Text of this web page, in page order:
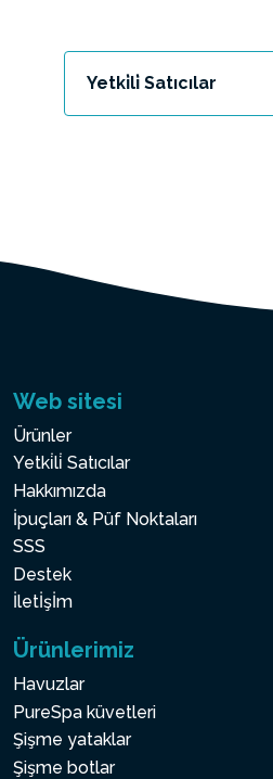
Yetki̇li̇ Satıcılar
Web sitesi
Ürünler
Yetki̇li̇ Satıcılar
Hakkımızda
İpuçları & Püf Noktaları
SSS
Destek
İletİşİm
Ürünlerimiz
Havuzlar
PureSpa küvetleri
Şişme yataklar
Şişme botlar